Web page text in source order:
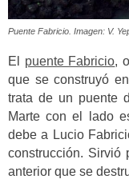
Puente Fabricio. Imagen: V.
El puente Fabricio,
que se construyó
trata de un puente
Marte con el lado
debe a Lucio
construcción. Sirvió
anterior que se